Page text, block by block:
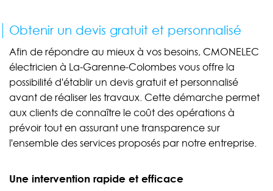
Obtenir un devis gratuit et personnalisé
Afin de répondre au mieux à vos besoins, CMONELEC
électricien à La-Garenne-Colombes vous offre la
possibilité d'établir un devis gratuit et personnalisé
avant de réaliser les travaux. Cette démarche permet
aux clients de connaître le coût des opérations à
prévoir tout en assurant une transparence sur
l'ensemble des services proposés par notre entreprise.
Une intervention rapide et efficace